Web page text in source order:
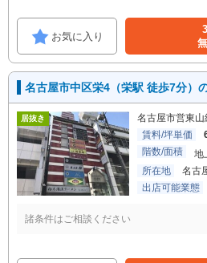
お気に入り
名古屋市中区栄4（栄駅 徒歩7分）
居抜き 名古屋市営東山
賃料/坪単価
階数/面積
地
所在地
名古
出店可能業態
諸条件はご相談ください